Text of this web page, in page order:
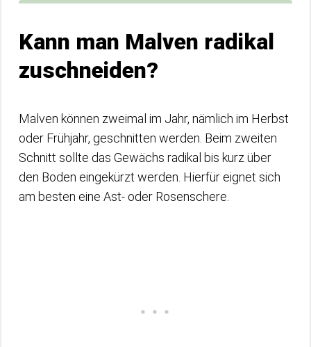
Kann man Malven radikal
zuschneiden?
Malven können zweimal im Jahr, nämlich im Herbst
oder Frühjahr, geschnitten werden. Beim zweiten
Schnitt sollte das Gewächs radikal bis kurz über
den Boden eingekürzt werden. Hierfür eignet sich
am besten eine Ast- oder Rosenschere.